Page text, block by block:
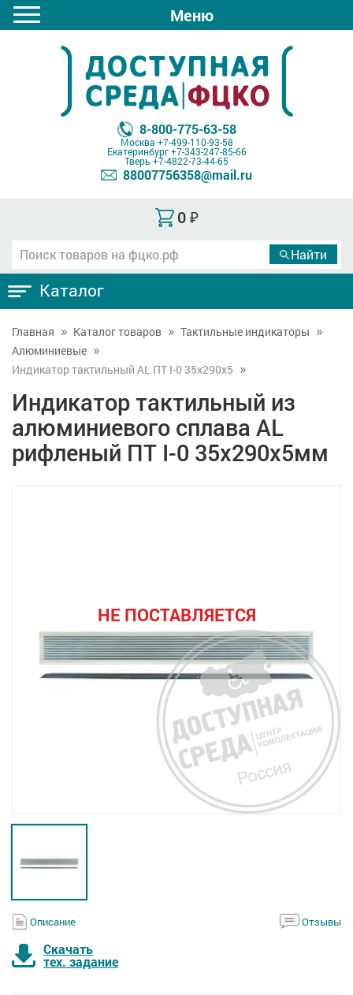
Меню
8-800-775-63-58
Москва +7-499-110-93-58
Екатеринбург+7-343-247-85-66
Тверь +7-4822-73-44-65
88007756358@mail.ru
0 ₽
Каталог
Главная Каталог товаров
Тактильные индикаторы
Алюминиевые
Индикатор тактильный AL ПТ I-0 35х290x5
Индикатор тактильный из
алюминиевого сплава AL
рифленый ПТ I-0 35х290x5мм
НЕ ПОСТАВЛЯЕТСЯ
Описание Отзывы
Скачать
тех. задание